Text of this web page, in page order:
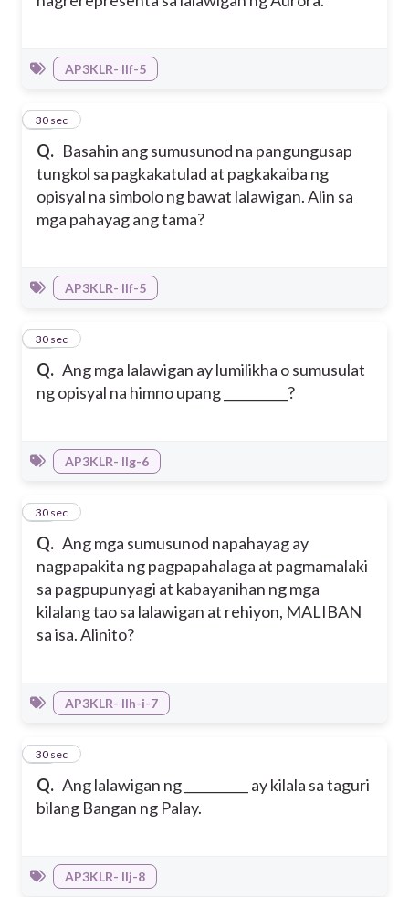
AP3KLR- IIf-5
Q. Basahin ang sumusunod na pangungusap
tungkol sa pagkakatulad at pagkakaiba ng
opisyal na simbolo ng bawat lalawigan. Alin sa
mga pahayag ang tama?
22
30 sec
AP3KLR- IIf-5
Q. Ang mga lalawigan ay lumilikha o sumusulat
ng opisyal na himno upang __________?
23
30 sec
AP3KLR- IIg-6
Q. Ang mga sumusunod napahayag ay
nagpapakita ng pagpapahalaga at pagmamalaki
sa pagpupunyagi at kabayanihan ng mga
kilalang tao sa lalawigan at rehiyon, MALIBAN
sa isa. Alinito?
24
30 sec
AP3KLR- IIh-i-7
Q. Ang lalawigan ng __________ ay kilala sa taguri
bilang Bangan ng Palay.
25
30 sec
AP3KLR- IIj-8